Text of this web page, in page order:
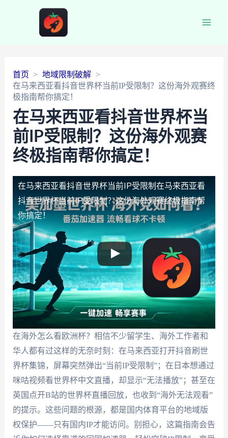
首页
地域限制破解
在马来西亚看抖音世界杯当前IP受限制？这份海外观赛终
极指南帮你搞定！
在马来西亚看抖音世界杯当
前IP受限制？这份海外观赛
终极指南帮你搞定！
在马来西亚看抖音世界杯当前IP受限制 在马来西亚看
抖音世界杯当前IP受限制？这份海外观赛终极指南帮
你搞定！
在海外怎么看欧洲杯？相信不少留学生、海外工作者和
华人都有过这样的无奈时刻：在马来西亚打开抖音刷世
界杯集锦，屏幕突然弹出“当前IP受限制”；在日本想通过
咪咕视频看世界杯中文直播，却显示“无法播放”；甚至在
英国点开B站的世界杯直播回放，也收到“海外无法观看”
的提示。这些问题的根源，都是国内体育平台的地域版
权保护——只有国内IP才能访问。别担心，这篇指南会告